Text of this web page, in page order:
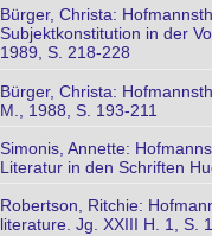
Bürger, Christa:
Subjektkonstitution in der
1989, S. 218-228
Bürger, Christa:
M., 1988, S. 193-211
Simonis, Annette:
Literatur in den Schriften
Robertson, Ritchie:
literature. Jg. XXIII H. 1, S.